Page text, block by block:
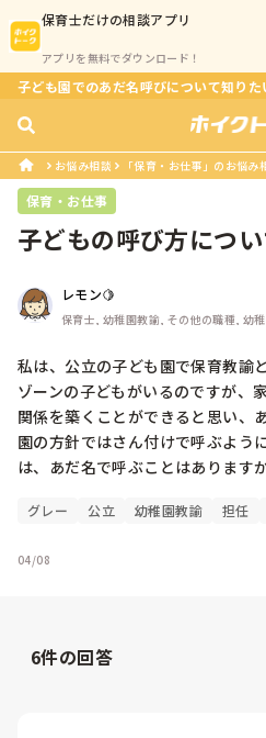
保育士だけの相談アプリ
アプリを無料でダウンロード！
子ども園でのあだ名呼びについて知り
お悩み相談 「保育・お仕事」のお悩み
保育・お仕事
子どもの呼び方につ
レモン🍋
保育士, 幼稚園教諭, その他の職種, 幼
私は、公立の子ども園で保育教諭
ゾーンの子どもがいるのですが、
関係を築くことができると思い、
園の方針ではさん付けで呼ぶよう
は、あだ名で呼ぶことはありますか
グレー 公立 幼稚園教諭 担任
04/08
6件の回答